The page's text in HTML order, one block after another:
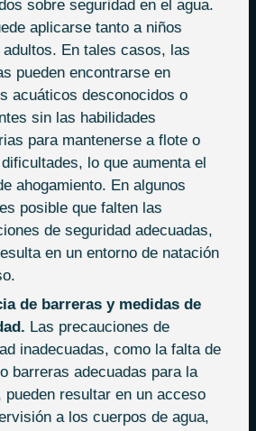
sobre seguridad en el agua.
aplicarse tanto a niños
adultos. En tales casos, las
pueden encontrarse en
acuáticos desconocidos o
sin las habilidades
para mantenerse a flote o
lo que aumenta el
ahogamiento. En algunos
posible que falten las
de seguridad adecuadas,
en un entorno de natación
de barreras y medidas de
Las precauciones de
inadecuadas, como la falta de
barreras adecuadas para la
pueden resultar en un acceso
a los cuerpos de agua,